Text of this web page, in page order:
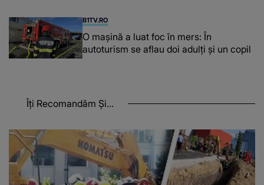
B1TV.RO
O maşină a luat foc în mers: În
autoturism se aflau doi adulți și un copil
Îți Recomandăm Și...